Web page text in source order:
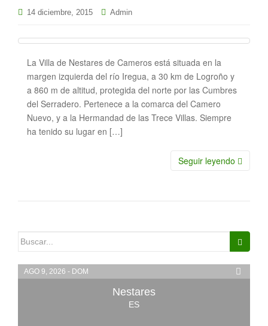
14 diciembre, 2015 Admin
La Villa de Nestares de Cameros está situada en la
margen izquierda del rí­o Iregua, a 30 km de Logroño y
a 860 m de altitud, protegida del norte por las Cumbres
del Serradero. Pertenece a la comarca del Camero
Nuevo, y a la Hermandad de las Trece Villas. Siempre
ha tenido su lugar en […]
Seguir leyendo
Buscar:
AGO 9, 2026 - DOM
Nestares
ES